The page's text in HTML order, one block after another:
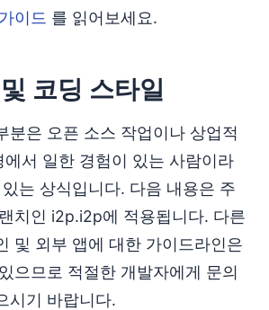
이드 를 읽어보세요.
코딩 스타일
분은 오픈 소스 작업이나 상업적
에서 일한 경험이 있는 사람이라
는 상식입니다. 다음 내용은 주
치인 i2p.i2p에 적용됩니다. 다른
및 외부 앱에 대한 가이드라인은
으므로 적절한 개발자에게 문의
시기 바랍니다.